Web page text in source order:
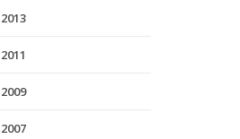
2013
2011
2009
2007